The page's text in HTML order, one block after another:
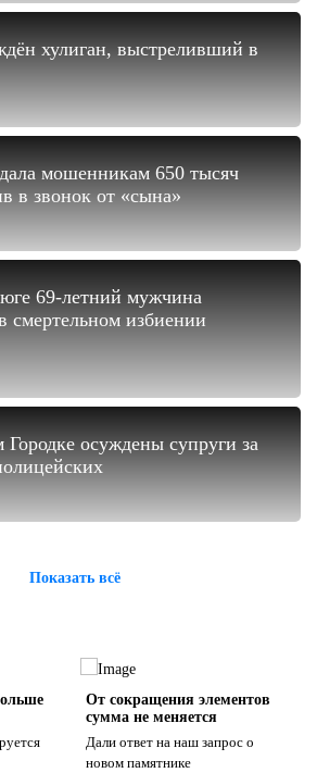
хулиган, выстреливший в
мошенникам 650 тысяч
в звонок от «сына»
69-летний мужчина
смертельном избиении
осуждены супруги за
Показать всё
От сокращения элементов
сумма не меняется
Дали ответ на наш запрос о
новом памятнике